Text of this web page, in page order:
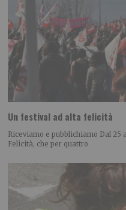
Un festival ad alta felicità
Riceviamo e pubblichiamo Dal 25
Felicità, che per quattro